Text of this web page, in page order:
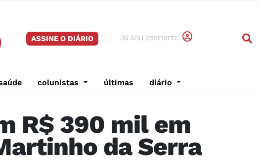
ASSINE O DIÁRIO Já sou assinante
colunistas últimas diário
R$ 390 mil em
da Serra